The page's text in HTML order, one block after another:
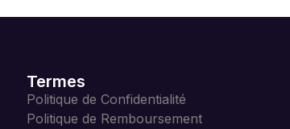
Termes
Politique de Confidentialité
Politique de Remboursement